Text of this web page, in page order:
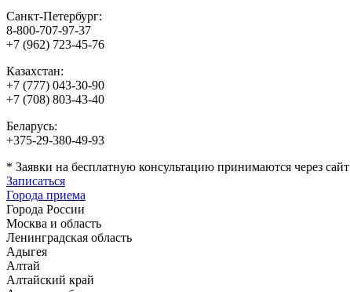
Санкт-Петербург:
8-800-707-97-37
+7 (962) 723-45-76
Казахстан:
+7 (777) 043-30-90
+7 (708) 803-43-40
Беларусь:
+375-29-380-49-93
* Заявки на бесплатную консультацию принимаются через сайт
Записаться
Города приема
Города России
Москва и область
Ленинградская область
Адыгея
Алтай
Алтайский край